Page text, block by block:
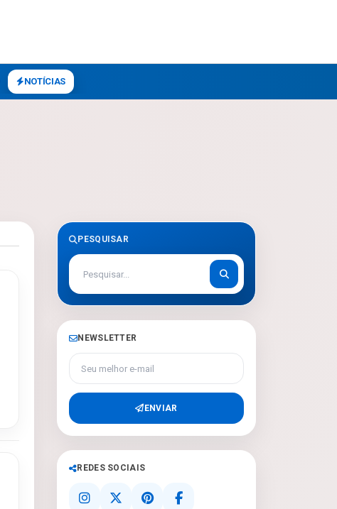
NOTÍCIAS
PESQUISAR
NEWSLETTER
Seu melhor e-mail
ENVIAR
REDES SOCIAIS